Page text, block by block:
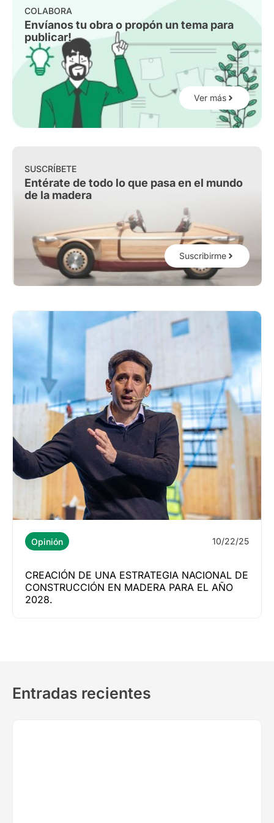
COLABORA
Envíanos tu obra o propón un tema para
publicar!
Ver más
SUSCRÍBETE
Entérate de todo lo que pasa en el mundo
de la madera
Suscribirme
Opinión 10/22/25
CREACIÓN DE UNA ESTRATEGIA NACIONAL DE
CONSTRUCCIÓN EN MADERA PARA EL AÑO
2028.
Entradas recientes